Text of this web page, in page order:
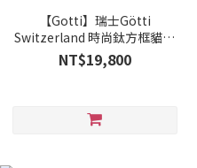
【Gotti】瑞士Götti
Switzerland 時尚鈦方框貓眼
光學眼鏡 - AOSTA_GLB-BR
NT$19,800